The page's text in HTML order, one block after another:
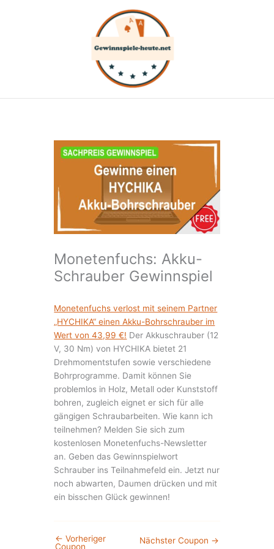
Monetenfuchs: Akku-
Schrauber Gewinnspiel
Monetenfuchs verlost mit seinem Partner
„HYCHIKA“ einen Akku-Bohrschrauber im
Wert von 43,99 €! Der Akkuschrauber (12
V, 30 Nm) von HYCHIKA bietet 21
Drehmomentstufen sowie verschiedene
Bohrprogramme. Damit können Sie
problemlos in Holz, Metall oder Kunststoff
bohren, zugleich eignet er sich für alle
gängigen Schraubarbeiten. Wie kann ich
teilnehmen? Melden Sie sich zum
kostenlosen Monetenfuchs-Newsletter
an. Geben das Gewinnspielwort
Schrauber ins Teilnahmefeld ein. Jetzt nur
noch abwarten, Daumen drücken und mit
ein bisschen Glück gewinnen!
← Vorheriger
Coupon
Nächster Coupon →